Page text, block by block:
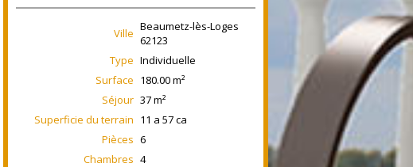
Ville Beaumetz-lès-Loges
62123
Type Individuelle
Surface 180.00m²
Séjour 37m²
Superficie du terrain 11 a 57 ca
Pièces 6
Chambres 4